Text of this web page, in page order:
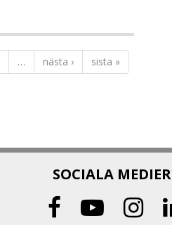
… nästa › sista »
SOCIALA MEDIER